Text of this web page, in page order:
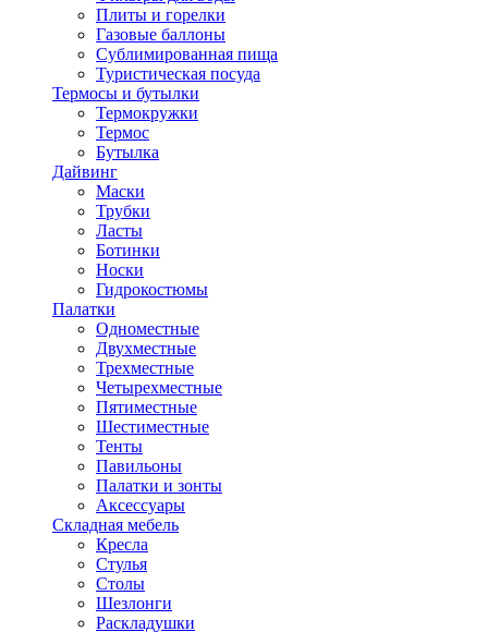
Плиты и горелки
Газовые баллоны
Сублимированная пища
Туристическая посуда
Термосы и бутылки
Термокружки
Термос
Бутылка
Дайвинг
Маски
Трубки
Ласты
Ботинки
Носки
Гидрокостюмы
Палатки
Одноместные
Двухместные
Трехместные
Четырехместные
Пятиместные
Шестиместные
Тенты
Павильоны
Палатки и зонты
Аксессуары
Складная мебель
Кресла
Стулья
Столы
Шезлонги
Раскладушки